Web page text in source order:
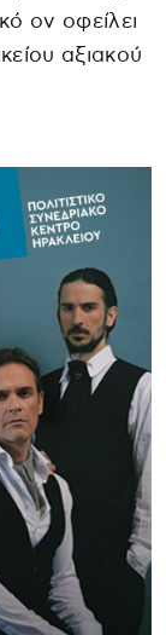
ον οφείλει
αξιακού